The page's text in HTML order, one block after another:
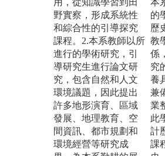
野實察，形成系統性
和綜合性的引導探究
課程。2.本系教師以所
進行的學術研究，引
導研究生進行論文研
究，包含自然和人文
環境議題，因此提出
許多地形演育、區域
發展、地理教育、空
間資訊、都市規劃和
環境經營等研究成
的
歷
教
係
究
養
兼
業
此
計
課